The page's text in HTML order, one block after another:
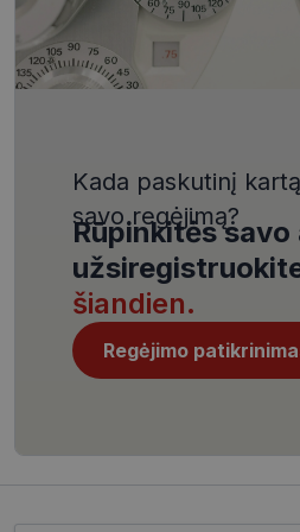
Kada paskutinį
savo regėjimą?
Rūpinkitės savo
šiandien.
Regėjimo
VISITOR_PRIVACY_METADATA
CookieScriptConsent